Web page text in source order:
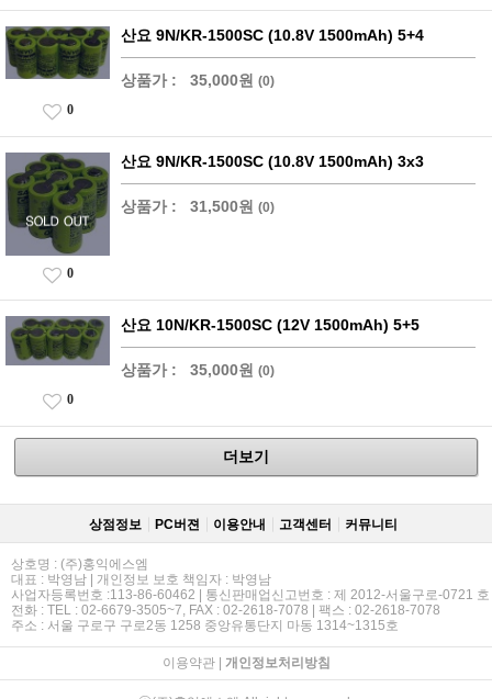
산요 9N/KR-1500SC (10.8V 1500mAh) 5+4
상품가 : 35,000원 (0)
0
산요 9N/KR-1500SC (10.8V 1500mAh) 3x3
상품가 : 31,500원 (0)
0
산요 10N/KR-1500SC (12V 1500mAh) 5+5
상품가 : 35,000원 (0)
0
더보기
상점정보 PC버젼 이용안내 고객센터 커뮤니티
상호명 : (주)홍익에스엠
대표 : 박영남 | 개인정보 보호 책임자 : 박영남
사업자등록번호 :113-86-60462 | 통신판매업신고번호 : 제 2012-서울구로-0721 호
전화 : TEL : 02-6679-3505~7, FAX : 02-2618-7078 | 팩스 : 02-2618-7078
주소 : 서울 구로구 구로2동 1258 중앙유통단지 마동 1314~1315호
이용약관| 개인정보처리방침